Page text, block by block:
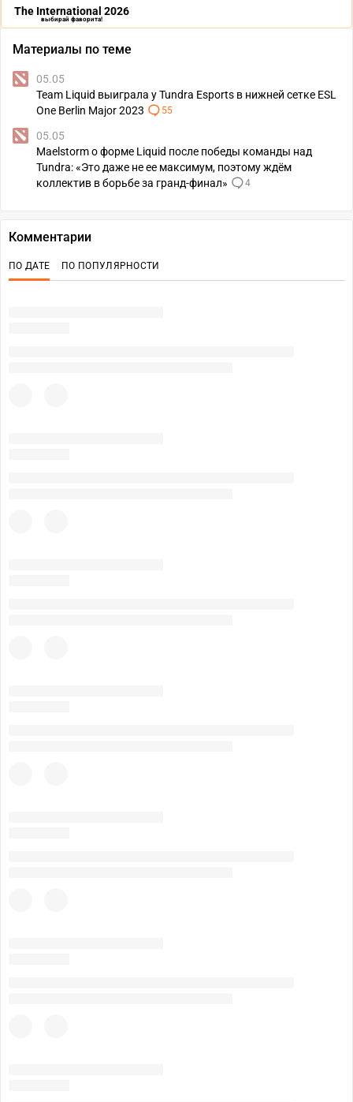
The International 2026
выбирай фаворита!
Материалы по теме
05.05
Team Liquid выиграла у Tundra Esports в нижней сетке ESL
One Berlin Major 2023
55
05.05
Maelstorm о форме Liquid после победы команды над
Tundra: «Это даже не ее максимум, поэтому ждём
коллектив в борьбе за гранд-финал»
4
Комментарии
ПО ДАТЕ ПО ПОПУЛЯРНОСТИ